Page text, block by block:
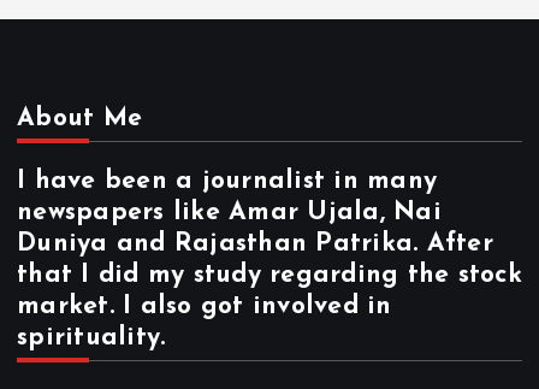
About Me
I have been a journalist in many
newspapers like Amar Ujala, Nai
Duniya and Rajasthan Patrika. After
that I did my study regarding the stock
market. I also got involved in
spirituality.